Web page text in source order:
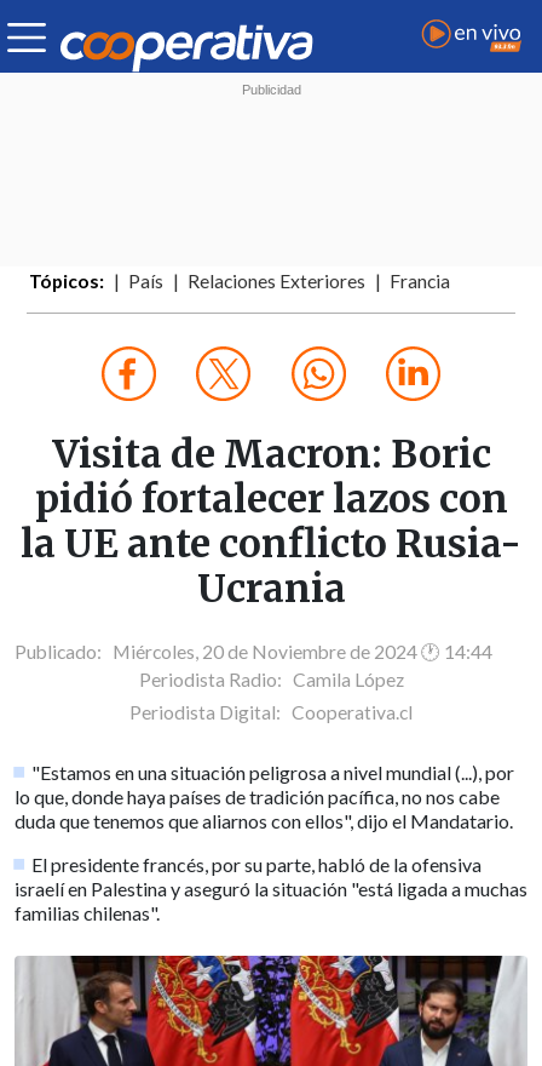
Tópicos: País Relaciones Exteriores Francia
Visita de Macron: Boric
pidió fortalecer lazos con
la UE ante conflicto Rusia-
Ucrania
Publicado: Miércoles, 20 de Noviembre de 2024 🕐 14:44
Periodista Radio: Camila López
Periodista Digital: Cooperativa.cl
"Estamos en una situación peligrosa a nivel mundial (...), por
lo que, donde haya países de tradición pacífica, no nos cabe
duda que tenemos que aliarnos con ellos", dijo el Mandatario.
El presidente francés, por su parte, habló de la ofensiva
israelí en Palestina y aseguró la situación "está ligada a muchas
familias chilenas".